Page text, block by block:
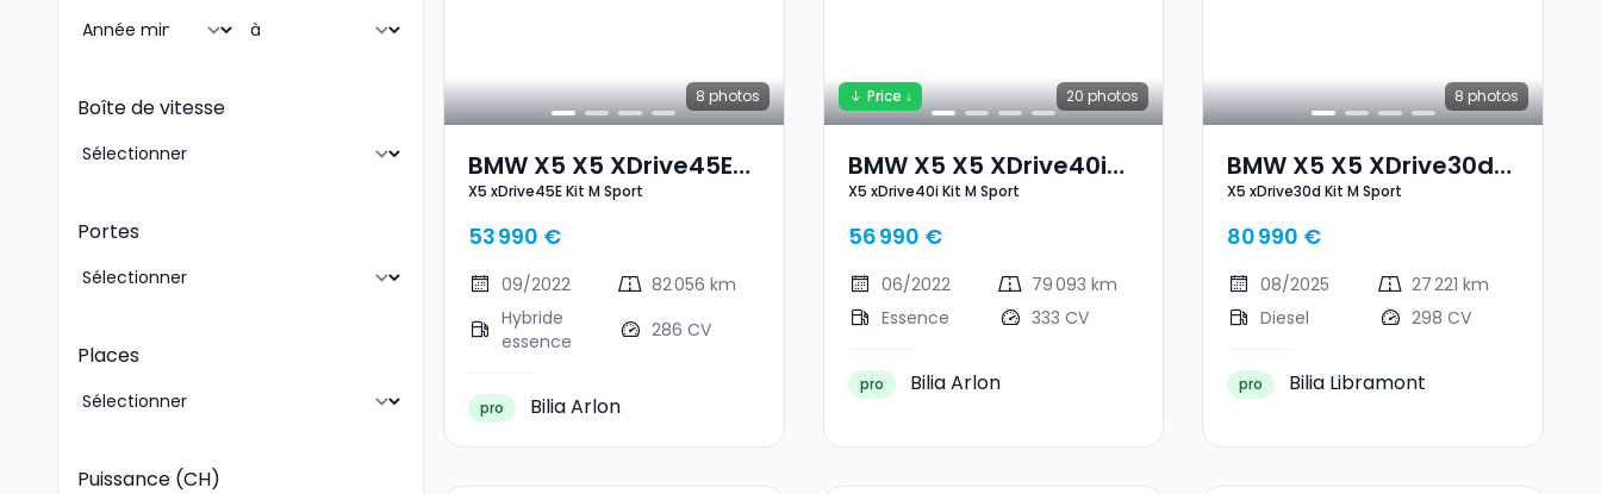
Boîte de vitesse
Portes
Places
Puissance (CH)
8 photos
BMW X5 X5 XDrive45E
Kit M Sport
X5 xDrive45E Kit M Sport
53 990 €
09/2022
82 056 km
Hybride
essence
286 CV
pro Bilia Arlon
20 photos
Price ↓
BMW X5 X5 XDrive40i
Kit M Sport
X5 xDrive40i Kit M Sport
56 990 €
06/2022
79 093 km
Essence
333 CV
pro Bilia Arlon
8 photos
BMW X5 X5 XDrive30d
Kit M Sport
X5 xDrive30d Kit M Sport
80 990 €
08/2025
27 221 km
Diesel
298 CV
pro Bilia Libramont